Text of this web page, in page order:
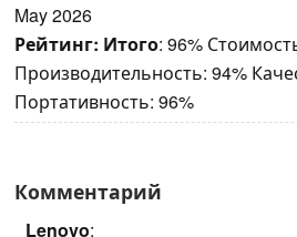
May 2026
Рейтинг: Итого: 96%
Производительность: 94%
Портативность: 96%
Комментарий
Lenovo: